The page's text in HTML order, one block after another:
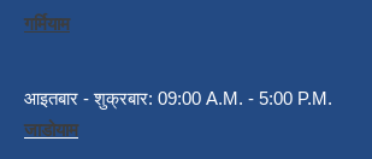
गर्मियाम
आइतबार - शुक्रबार: 09:00 A.M. - 5:00 P.M.
जाडोयाम